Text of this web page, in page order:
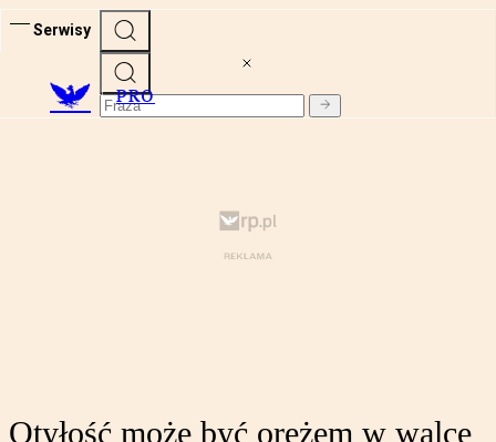
Serwisy
PRO
Otyłość może być orężem w walce